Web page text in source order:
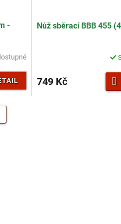
-
Nůž sběrací BBB 455
749 Kč